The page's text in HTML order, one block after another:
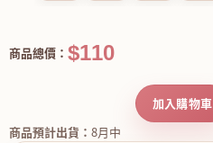
商品總價： $110
商品預計出貨： 8月中
加入購物車